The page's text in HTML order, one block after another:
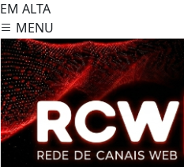
EM ALTA
MENU